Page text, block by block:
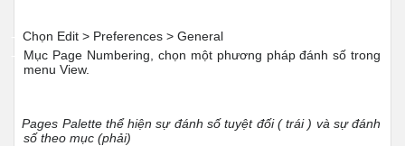
- Chọn Edit > Preferences > General
-
Mục Page Numbering, chọn một phương pháp đánh số trong
menu View.
Pages Palette thể hiện sự đánh số tuyệt đối ( trái ) và sự đánh
số theo mục (phải)